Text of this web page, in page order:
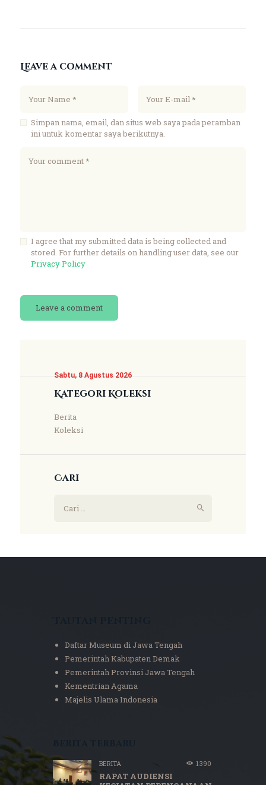
Leave a comment
Simpan nama, email, dan situs web saya pada peramban
ini untuk komentar saya berikutnya.
I agree that my submitted data is being collected and
stored. For further details on handling user data, see our
Privacy Policy
Sabtu, 8 Agustus 2026
Kategori Koleksi
Berita
Koleksi
Cari
Daftar Museum di Jawa Tengah
Pemerintah Kabupaten Demak
Pemerintah Provinsi Jawa Tengah
Kementrian Agama
Majelis Ulama Indonesia
BERITA 1390
RAPAT AUDIENSI